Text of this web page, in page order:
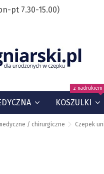
pt 7.30-15.00)
KOSZULKI
z nadrukiem
/ chirurgiczne Czepek